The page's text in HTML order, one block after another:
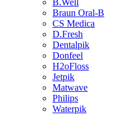
B.Well
Braun Oral-B
CS Medica
D.Fresh
Dentalpik
Donfeel
H2oFloss
Jetpik
Matwave
Philips
Waterpik